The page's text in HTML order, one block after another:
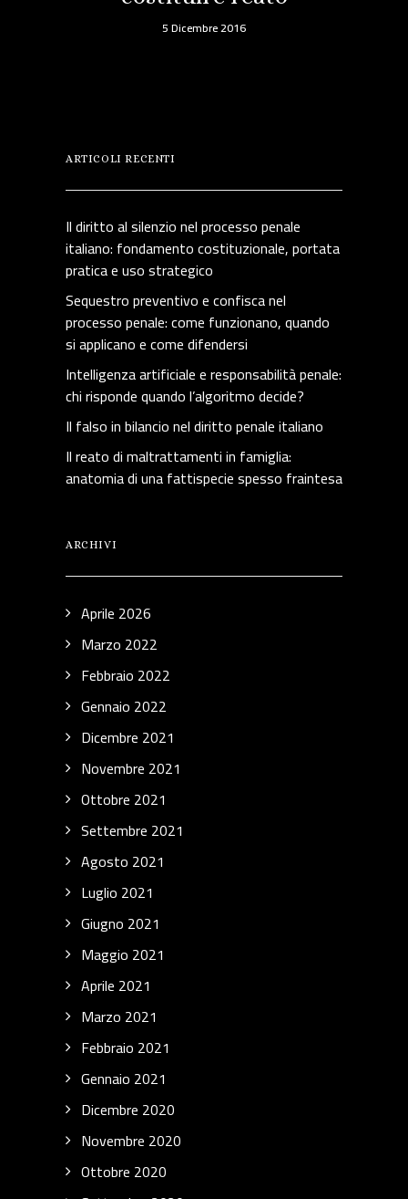
5 Dicembre 2016
ARTICOLI RECENTI
Il diritto al silenzio nel processo penale
italiano: fondamento costituzionale, portata
pratica e uso strategico
Sequestro preventivo e confisca nel
processo penale: come funzionano, quando
si applicano e come difendersi
Intelligenza artificiale e responsabilità penale:
chi risponde quando l’algoritmo decide?
Il falso in bilancio nel diritto penale italiano
Il reato di maltrattamenti in famiglia:
anatomia di una fattispecie spesso fraintesa
ARCHIVI
Aprile 2026
Marzo 2022
Febbraio 2022
Gennaio 2022
Dicembre 2021
Novembre 2021
Ottobre 2021
Settembre 2021
Agosto 2021
Luglio 2021
Giugno 2021
Maggio 2021
Aprile 2021
Marzo 2021
Febbraio 2021
Gennaio 2021
Dicembre 2020
Novembre 2020
Ottobre 2020